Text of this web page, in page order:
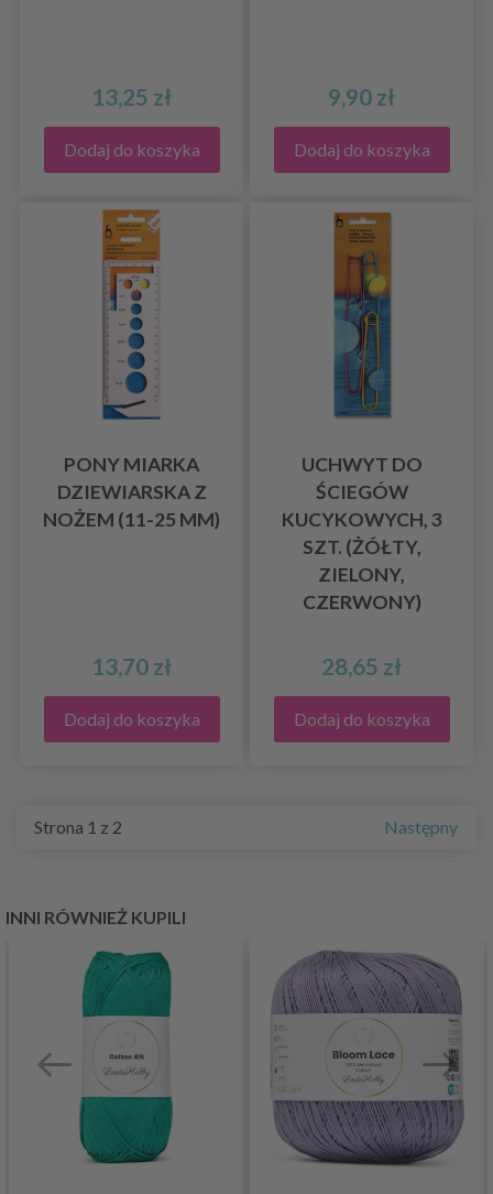
13,25 zł
Dodaj do koszyka
9,90 zł
Dodaj do koszyka
PONY MIARKA
DZIEWIARSKA Z
NOŻEM (11-25 MM)
13,70 zł
Dodaj do koszyka
UCHWYT DO
ŚCIEGÓW
KUCYKOWYCH, 3
SZT. (ŻÓŁTY,
ZIELONY,
CZERWONY)
28,65 zł
Dodaj do koszyka
Strona 1 z 2 Następny
INNI RÓWNIEŻ KUPILI